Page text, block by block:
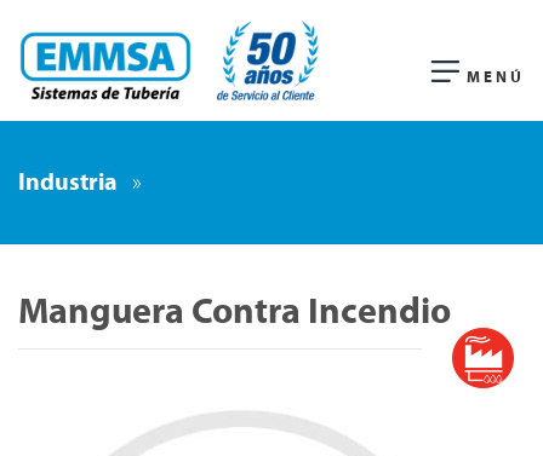
MENÚ
Industria »
Manguera Contra Incendio